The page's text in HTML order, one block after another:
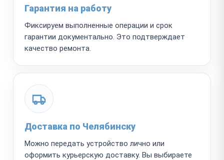
Гарантия на работу
Фиксируем выполненные операции и срок
гарантии документально. Это подтверждает
качество ремонта.
Доставка по Челябинску
Можно передать устройство лично или
оформить курьерскую доставку. Вы выбираете